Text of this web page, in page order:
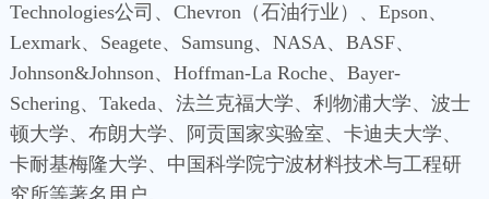
Technologies公司、Chevron（石油行业）、Epson、
Lexmark、Seagete、Samsung、NASA、BASF、
Johnson&Johnson、Hoffman-La Roche、Bayer-
Schering、Takeda、法兰克福大学、利物浦大学、波士
顿大学、布朗大学、阿贡国家实验室、卡迪夫大学、
卡耐基梅隆大学、中国科学院宁波材料技术与工程研
究所等著名用户。